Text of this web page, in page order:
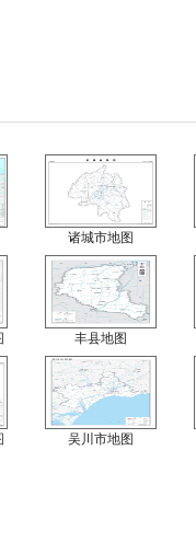
诸城市地图
丰县地图
吴川市地图